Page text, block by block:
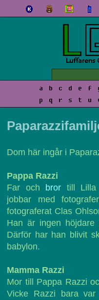
a b c d e f
p
q r s t u
Dom här ingår i
Pappa Razzi
Far och bror till Lilla
jobbar med
fotograferat Clas
Han är ingen höjdare
Därför har han blivit
babylon.
Mamma Razzi
Mor till Pappa Razzi
Vicke Razzi bara